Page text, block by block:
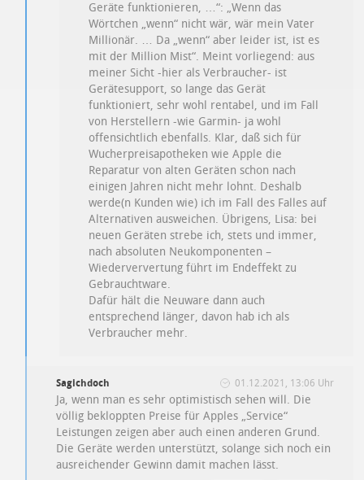
Geräte funktionieren, …“: „Wenn das
Wörtchen „wenn“ nicht wär, wär mein Vater
Millionär. … Da „wenn“ aber leider ist, ist es
mit der Million Mist“. Meint vorliegend: aus
meiner Sicht -hier als Verbraucher- ist
Gerätesupport, so lange das Gerät
funktioniert, sehr wohl rentabel, und im Fall
von Herstellern -wie Garmin- ja wohl
offensichtlich ebenfalls. Klar, daß sich für
Wucherpreisapotheken wie Apple die
Reparatur von alten Geräten schon nach
einigen Jahren nicht mehr lohnt. Deshalb
werde(n Kunden wie) ich im Fall des Falles auf
Alternativen ausweichen. Übrigens, Lisa: bei
neuen Geräten strebe ich, stets und immer,
nach absoluten Neukomponenten –
Wiederververtung führt im Endeffekt zu
Gebrauchtware.
Dafür hält die Neuware dann auch
entsprechend länger, davon hab ich als
Verbraucher mehr.
Sagichdoch 01.12.2021, 13:06 Uhr
Ja, wenn man es sehr optimistisch sehen will. Die
völlig bekloppten Preise für Apples „Service“
Leistungen zeigen aber auch einen anderen Grund.
Die Geräte werden unterstützt, solange sich noch ein
ausreichender Gewinn damit machen lässt.